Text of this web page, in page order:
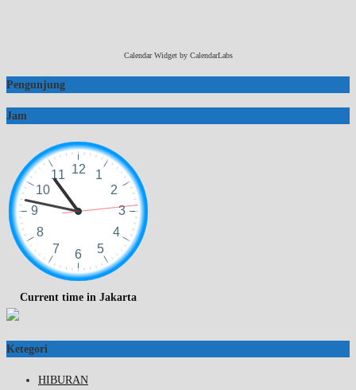
Calendar Widget by CalendarLabs
Pengunjung
Jam
Current time in Jakarta
Ketegori
HIBURAN